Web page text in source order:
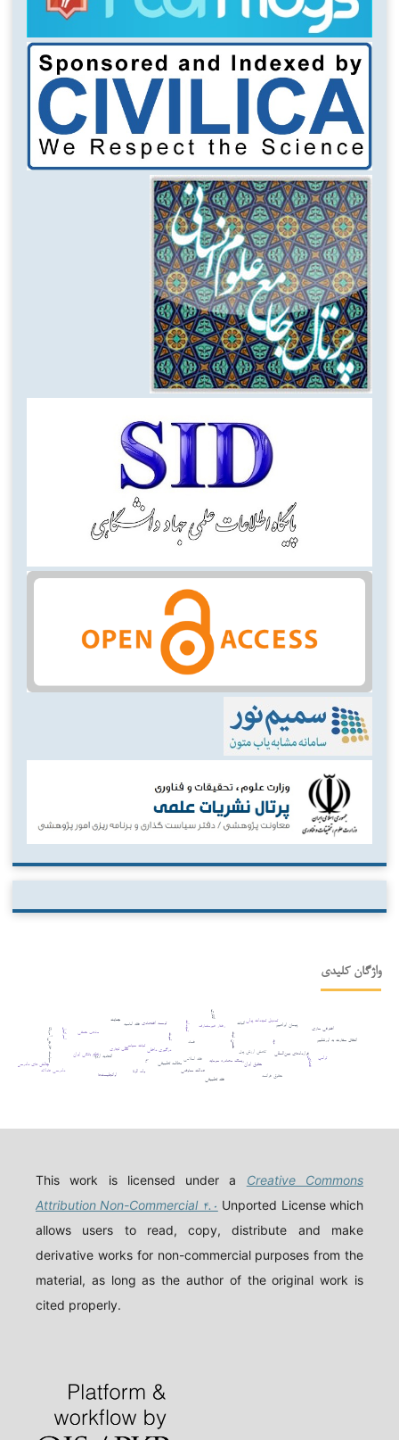
واژگان کلیدی
ثبات سیاسی
توسعه اقتصادی
فساد
درگیری داخلی
ریسک مصادره سرمایه
ثبوت
اثبات تعهدات
حقوق ایران
حقوق فرانسه
مطالعه تطبیقی
رفتار غیرمتعارف
تقلب تجاری
قراردادهای بین‌المللی
حسن نیت
اتحادیه اروپا
کاهش ارزش پول نظام بانکی ایران
فقه اسلامی ربا
تعدیل تعهدات پولی
عدالت معاوضی
دیه
قصاص
ولد الزنا
فقه امامیه
مذهب حنفی
جنایت
فقه تطبیقی
اوانجلیست‌ها
سیاست خارجی آمریکا ترامپ
اسرائیل
انتقال سفارت به اورشلیم
پیمان ابراهیم
افترقی سازی
دادرسی عادلانه
چالش های دادرسی
اتانازی
This work is licensed under a Creative Commons
Attribution Non-Commercial ۴.۰ Unported License which
allows users to read, copy, distribute and make
derivative works for non-commercial purposes from the
material, as long as the author of the original work is
cited properly.